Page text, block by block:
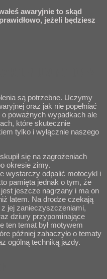
awaryjnie to skąd
jeżeli będziesz
są potrzebne. Uczymy
oraz jak nie popełniać
o poważnych wypadkach ale
które skutecznie
tylko i wyłącznie naszego
się na zagrożeniach
okresie zimy.
wystarczy odpalić motocykl i
pamięta jednak o tym, że
jeszcze nagrzany i ma on
latem. Na drodze czekają
jej zanieczyszczeniami,
dziury przypominające
ten temat był motywem
później zahaczyło o tematy
ogólną techniką jazdy.